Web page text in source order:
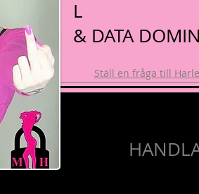
L
& DATA
Ställ en fråga till